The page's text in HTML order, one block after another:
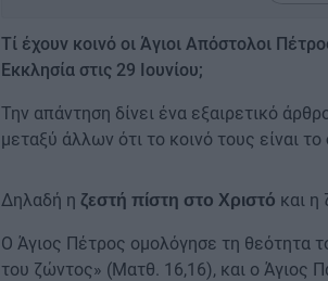
Τί έχουν κοινό οι Άγιοι Απόστολοι
Εκκλησία στις 29 Ιουνίου;
Την απάντηση δίνει ένα εξαιρετικό
μεταξύ άλλων ότι το κοινό τους είναι το
Δηλαδή η ζεστή πίστη στο Χριστό και η
Ο Άγιος Πέτρος ομολόγησε τη θεότητα
του ζώντος» (Ματθ. 16,16), και ο Άγιος